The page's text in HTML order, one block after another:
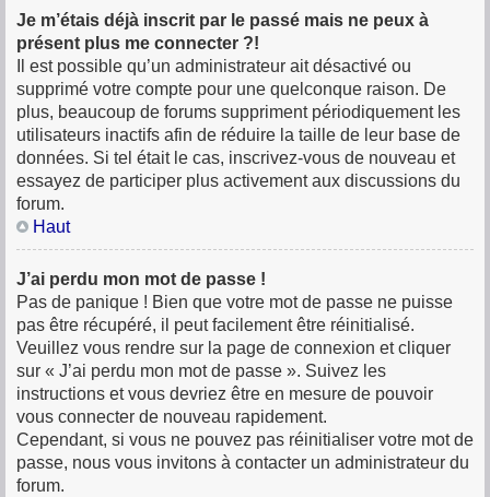
Je m’étais déjà inscrit par le passé mais ne peux à
présent plus me connecter ?!
Il est possible qu’un administrateur ait désactivé ou
supprimé votre compte pour une quelconque raison. De
plus, beaucoup de forums suppriment périodiquement les
utilisateurs inactifs afin de réduire la taille de leur base de
données. Si tel était le cas, inscrivez-vous de nouveau et
essayez de participer plus activement aux discussions du
forum.
Haut
J’ai perdu mon mot de passe !
Pas de panique ! Bien que votre mot de passe ne puisse
pas être récupéré, il peut facilement être réinitialisé.
Veuillez vous rendre sur la page de connexion et cliquer
sur « J’ai perdu mon mot de passe ». Suivez les
instructions et vous devriez être en mesure de pouvoir
vous connecter de nouveau rapidement.
Cependant, si vous ne pouvez pas réinitialiser votre mot de
passe, nous vous invitons à contacter un administrateur du
forum.